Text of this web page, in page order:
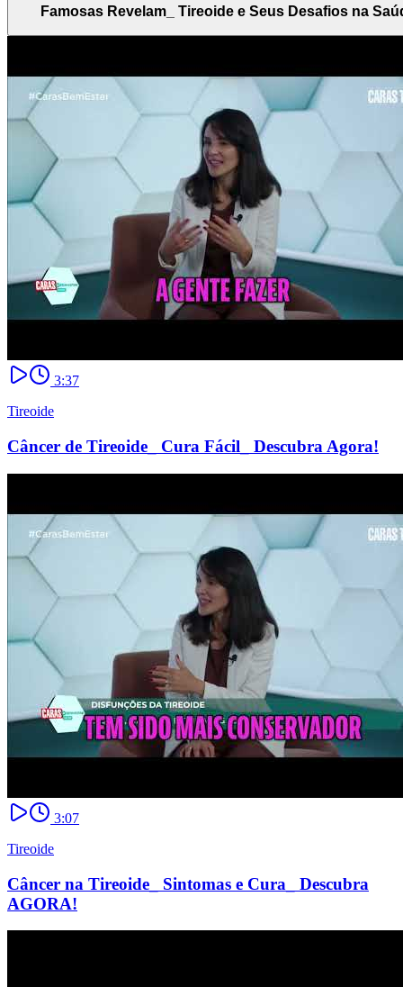
Famosas Revelam_ Tireoide e Seus Desafios na
3:37
Tireoide
Câncer de Tireoide_ Cura Fácil_ Descubra Agora!
3:07
Tireoide
Câncer na Tireoide_ Sintomas e Cura_ Descubra
AGORA!